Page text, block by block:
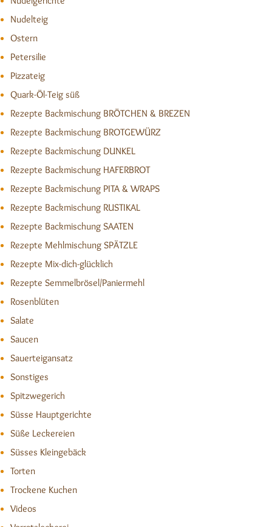
Nudelteig
Ostern
Petersilie
Pizzateig
Quark-Öl-Teig süß
Rezepte Backmischung BRÖTCHEN & BREZEN
Rezepte Backmischung BROTGEWÜRZ
Rezepte Backmischung DUNKEL
Rezepte Backmischung HAFERBROT
Rezepte Backmischung PITA & WRAPS
Rezepte Backmischung RUSTIKAL
Rezepte Backmischung SAATEN
Rezepte Mehlmischung SPÄTZLE
Rezepte Mix-dich-glücklich
Rezepte Semmelbrösel/Paniermehl
Rosenblüten
Salate
Saucen
Sauerteigansatz
Sonstiges
Spitzwegerich
Süsse Hauptgerichte
Süße Leckereien
Süsses Kleingebäck
Torten
Trockene Kuchen
Videos